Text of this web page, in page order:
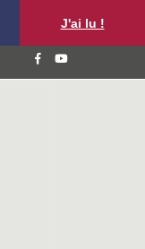
J'ai lu !